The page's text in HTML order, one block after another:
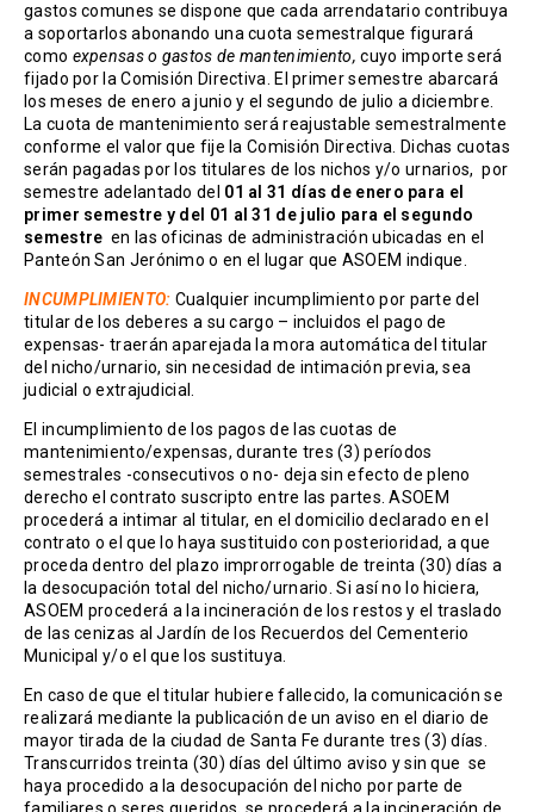
gastos comunes se dispone que cada arrendatario contribuya
a soportarlos abonando una cuota semestralque figurará
como expensas o gastos de mantenimiento,cuyo importe será
fijado por la Comisión Directiva. El primer semestre abarcará
los meses de enero a junio y el segundo de julio a diciembre.
La cuota de mantenimiento será reajustable semestralmente
conforme el valor que fije la Comisión Directiva. Dichas cuotas
serán pagadas por los titulares de los nichos y/o urnarios, por
semestre adelantado del 01 al 31 días de enero para el
primer semestre y del 01 al 31 de julio para el segundo
semestre en las oficinas de administración ubicadas en el
Panteón San Jerónimo o en el lugar que ASOEM indique.
INCUMPLIMIENTO: Cualquier incumplimiento por parte del
titular de los deberes a su cargo – incluidos el pago de
expensas- traerán aparejada lamora automáticadel titular
del nicho/urnario, sin necesidad de intimación previa, sea
judicial o extrajudicial.
El incumplimiento de los pagos de las cuotas de
mantenimiento/expensas, durante tres (3) períodos
semestrales -consecutivos o no- deja sin efecto de pleno
derecho el contrato suscripto entre las partes. ASOEM
procederá a intimar al titular, en el domicilio declarado en el
contrato o el que lo haya sustituido con posterioridad, a que
proceda dentro del plazo improrrogable de treinta (30) días a
la desocupación total del nicho/urnario. Si así no lo hiciera,
ASOEM procederá a la incineración de los restos y el traslado
de las cenizas al Jardín de los Recuerdos del Cementerio
Municipal y/o el que los sustituya.
En caso de que el titular hubiere fallecido, la comunicación se
realizará mediante la publicación de un aviso en el diario de
mayor tirada de la ciudad de Santa Fe durante tres (3) días.
Transcurridos treinta (30) días del último aviso y sin que se
haya procedido a la desocupación del nicho por parte de